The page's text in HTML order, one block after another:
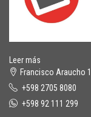
Leer más
Francisco Araucho
+598 2705 8080
+598 92 111 299